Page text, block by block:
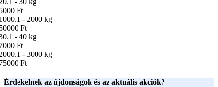
- 30 kg
Ft
- 2000 kg
Ft
- 40 kg
Ft
- 3000 kg
Ft
Érdekelnek az újdonságok és az aktuális akciók?